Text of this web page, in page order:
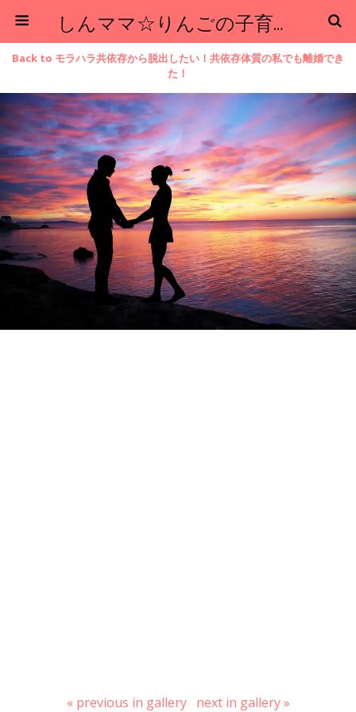
しんママ☆りんごの子育てブログ
Back to モラハラ共依存から脱出したい！共依存体質の私でも離婚でき
た！
« previous in gallery next in gallery »